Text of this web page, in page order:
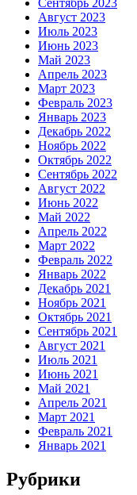
Сентябрь 2023
Август 2023
Июль 2023
Июнь 2023
Май 2023
Апрель 2023
Март 2023
Февраль 2023
Январь 2023
Декабрь 2022
Ноябрь 2022
Октябрь 2022
Сентябрь 2022
Август 2022
Июнь 2022
Май 2022
Апрель 2022
Март 2022
Февраль 2022
Январь 2022
Декабрь 2021
Ноябрь 2021
Октябрь 2021
Сентябрь 2021
Август 2021
Июль 2021
Июнь 2021
Май 2021
Апрель 2021
Март 2021
Февраль 2021
Январь 2021
Рубрики